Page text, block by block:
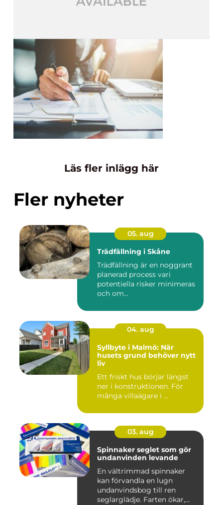
Läs fler inlägg här
Fler nyheter
05. aug
Trädfällning i Skåne
Trädfällning är en noggrant
planerad process vari
potentiella risker minimeras
och om...
04. aug
Syllbyte i Malmö: När
husets grund behöver nytt
liv
Ett friskt hus börjar längst
ner i konstruktionen. För
många villaägare i ...
03. aug
Spinnaker seglet som gör
undanvinden levande
En vältrimmad spinnaker
kan förvandla en lugn
undanvindsbog till ren
seglarglädje. Farten ökar,